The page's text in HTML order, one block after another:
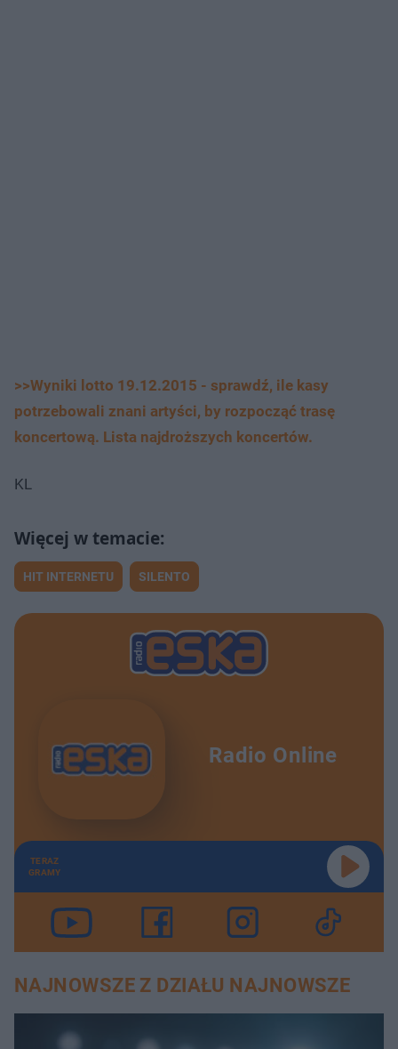
>>Wyniki lotto 19.12.2015 - sprawdź, ile kasy
potrzebowali znani artyści, by rozpocząć trasę
koncertową. Lista najdroższych koncertów.
KL
HIT INTERNETU SILENTO
Radio Online
TERAZ
GRAMY
NAJNOWSZE Z DZIAŁU NAJNOWSZE